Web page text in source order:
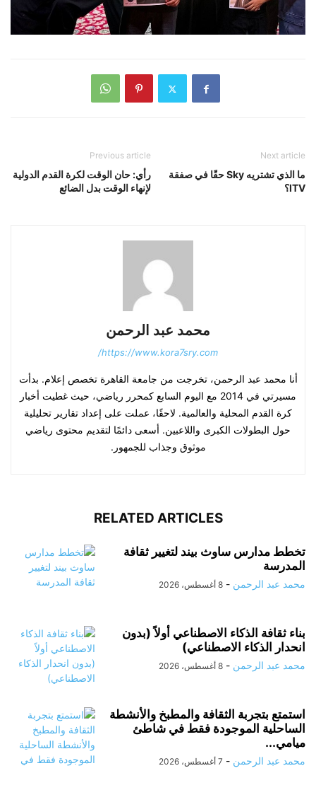
Previous article
رأي: حان الوقت لكرة القدم الدولية
لإنهاء الوقت بدل الضائع
Next article
ما الذي تشتريه Sky حقًا في صفقة
ITV؟
محمد عبد الرحمن
https://www.kora7sry.com/
أنا محمد عبد الرحمن، تخرجت من جامعة القاهرة تخصص إعلام. بدأت
مسيرتي في 2014 مع اليوم السابع كمحرر رياضي، حيث غطيت أخبار
كرة القدم المحلية والعالمية. لاحقًا، عملت على إعداد تقارير تحليلية
حول البطولات الكبرى واللاعبين. أسعى دائمًا لتقديم محتوى رياضي
موثوق وجذاب للجمهور.
RELATED ARTICLES
تخطط مدارس ساوث بيند لتغيير ثقافة
المدرسة
محمد عبد الرحمن - 8 أغسطس، 2026
بناء ثقافة الذكاء الاصطناعي أولاً (بدون
انحدار الذكاء الاصطناعي)
محمد عبد الرحمن - 8 أغسطس، 2026
استمتع بتجربة الثقافة والمطبخ والأنشطة
الساحلية الموجودة فقط في شاطئ
ميامي...
محمد عبد الرحمن - 7 أغسطس، 2026